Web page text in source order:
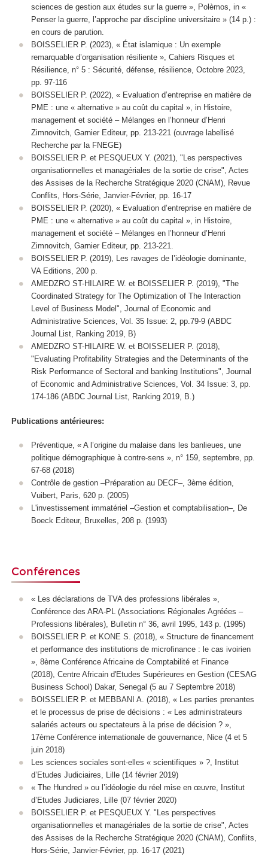
sciences de gestion aux études sur la guerre », Polèmos, in«
Penser la guerre, l’approche par discipline universitaire » (14 p.) :
en cours de parution.
BOISSELIER P. (2023), « État islamique : Un exemple
remarquable d’organisation résiliente », Cahiers Risques et
Résilience, n° 5 : Sécurité, défense, résilience, Octobre 2023,
pp. 97-116
BOISSELIER P. (2022), « Evaluation d’entreprise en matière de
PME : une « alternative » au coût du capital », in Histoire,
management et société – Mélanges en l’honneur d’Henri
Zimnovitch, Garnier Editeur, pp. 213-221 (ouvrage labellisé
Recherche par la FNEGE)
BOISSELIER P. et PESQUEUX Y. (2021), "Les perspectives
organisationnelles et managériales de la sortie de crise", Actes
des Assises de la Recherche Stratégique 2020 (CNAM), Revue
Conflits, Hors-Série, Janvier-Février, pp. 16-17
BOISSELIER P. (2020), « Evaluation d’entreprise en matière de
PME : une « alternative » au coût du capital », in Histoire,
management et société – Mélanges en l’honneur d’Henri
Zimnovitch, Garnier Editeur, pp. 213-221.
BOISSELIER P. (2019), Les ravages de l’idéologie dominante,
VA Editions, 200 p.
AMEDZRO ST-HILAIRE W. et BOISSELIER P. (2019), "The
Coordinated Strategy for The Optimization of The Interaction
Level of Business Model", Journal of Economic and
Administrative Sciences, Vol. 35 Issue: 2, pp.79-9 (ABDC
Journal List, Ranking 2019, B)
AMEDZRO ST-HILAIRE W. et BOISSELIER P. (2018),
"Evaluating Profitability Strategies and the Determinants of the
Risk Performance of Sectoral and banking Institutions", Journal
of Economic and Administrative Sciences, Vol. 34 Issue: 3, pp.
174-186 (ABDC Journal List, Ranking 2019, B.)
Publications antérieures:
Préventique, « A l’origine du malaise dans les banlieues, une
politique démographique à contre-sens », n° 159, septembre, pp.
67-68 (2018)
Contrôle de gestion –Préparation au DECF–, 3ème édition,
Vuibert, Paris, 620 p. (2005)
L'investissement immatériel –Gestion et comptabilisation–, De
Boeck Editeur, Bruxelles, 208 p. (1993)
Conférences
« Les déclarations de TVA des professions libérales »,
Conférence des ARA-PL (Associations Régionales Agréées –
Professions libérales), Bulletin n° 36, avril 1995, 143 p. (1995)
BOISSELIER P. et KONE S. (2018), « Structure de financement
et performance des institutions de microfinance : le cas ivoirien
», 8ème Conférence Africaine de Comptabilité et Finance
(2018), Centre Africain d'Etudes Supérieures en Gestion (CESAG
Business School) Dakar, Senegal (5 au 7 Septembre 2018)
BOISSELIER P. et MEBBANI A. (2018), « Les parties prenantes
et le processus de prise de décisions : « Les administrateurs
salariés acteurs ou spectateurs à la prise de décision ? »,
17ème Conférence internationale de gouvernance, Nice (4 et 5
juin 2018)
Les sciences sociales sont-elles « scientifiques » ?, Institut
d’Etudes Judiciaires, Lille (14 février 2019)
« The Hundred » ou l’idéologie du réel mise en œuvre, Institut
d’Etudes Judiciares, Lille (07 février 2020)
BOISSELIER P. et PESQUEUX Y. "Les perspectives
organisationnelles et managériales de la sortie de crise", Actes
des Assises de la Recherche Stratégique 2020 (CNAM), Conflits,
Hors-Série, Janvier-Février, pp. 16-17 (2021)